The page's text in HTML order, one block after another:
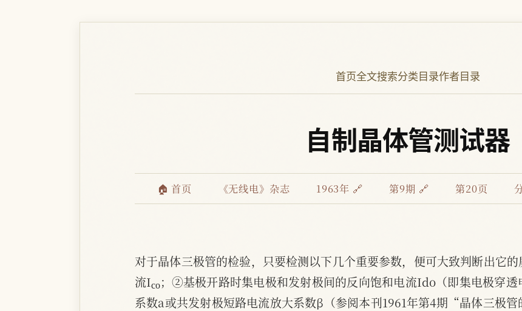
首页全文搜索分类目录作者目录
自制晶体管测试器
🏠 首页 《无线电》杂志 1963年 🔗 第9期 🔗 第20页
对于晶体三极管的检验，只要检测以下几个重要参数，便可大致判断出它
流I
c
o
；②基极开路时集电极和发射极间的反向饱和电流Ido（即集电极穿
系数a或共发射极短路电流放大系数β（参阅本刊1961年第4期“晶体三极